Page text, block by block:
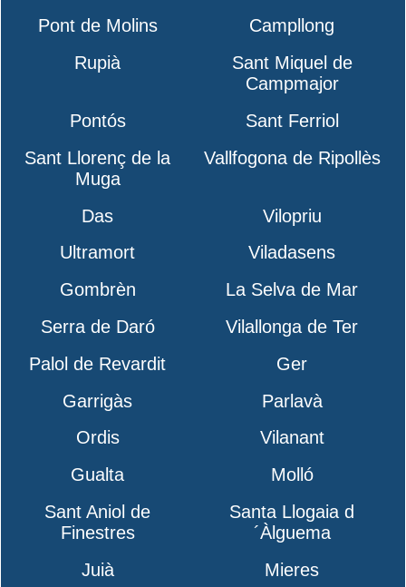
Pont de Molins
Campllong
Rupià
Sant Miquel de
Campmajor
Pontós
Sant Ferriol
Sant Llorenç de la
Muga
Vallfogona de Ripollès
Das
Vilopriu
Ultramort
Viladasens
Gombrèn
La Selva de Mar
Serra de Daró
Vilallonga de Ter
Palol de Revardit
Ger
Garrigàs
Parlavà
Ordis
Vilanant
Gualta
Molló
Sant Aniol de
Finestres
Santa Llogaia d
´Àlguema
Juià
Mieres